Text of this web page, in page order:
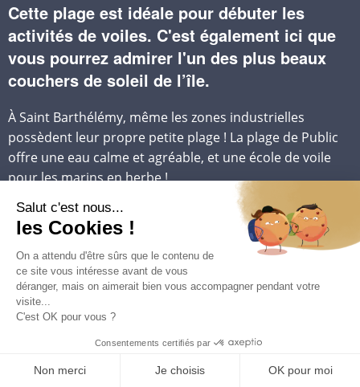
Cette plage est idéale pour débuter les
activités de voiles. C'est également ici que
vous pourrez admirer l'un des plus beaux
couchers de soleil de l’île.
À Saint Barthélémy, même les zones industrielles
possèdent leur propre petite plage ! La plage de Public
offre une eau calme et agréable, et une école de voile
pour les marins en herbe !
C'est également le siège de la fête Piteä Day qui a lieu
tous les 15 août.
VOIR LES HOTELS
À PROXIMITÉ